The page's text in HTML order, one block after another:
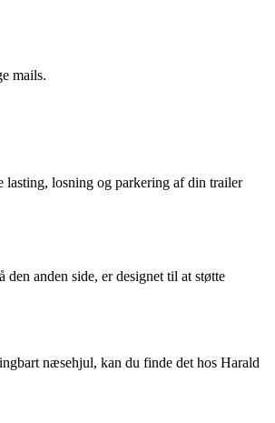
mails.
lasting, losning og parkering af din trailer
anden side, er designet til at støtte
næsehjul, kan du finde det hos Harald